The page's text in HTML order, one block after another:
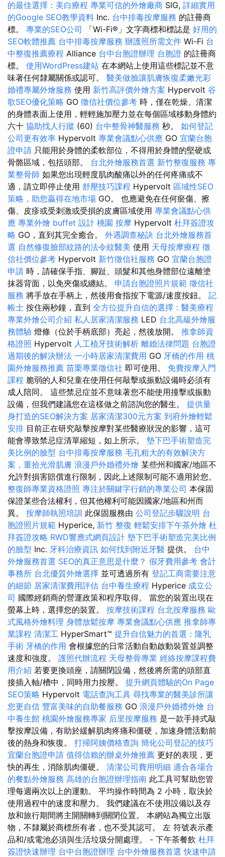
的最佳選擇：美白療程 專業可信的外燴廠商 SIG, 詳細實用
的Google SEO教學資料 Inc. 台中排毒按摩服務 的註冊商
標。 專業的SEO公司 「Wi-Fi®」文字商標和標誌是 好用的
SEO軟體推薦 台中排毒按摩服務 辦護照所需文件 Wi-Fi 台
中整復推薦療程 Alliance 台中台胞證辦理 台胞證 的註冊商
標。 使用WordPress建站 在本網站上使用這些標記並不意
味著任何隸屬關係或認可。 醫美做臉讓肌膚恢復柔嫩光彩
婚禮專屬外燴服務 使用 新竹高評價外燴方案 Hypervolt 谷
歌SEO優化策略 GO 徵信社價位參考 時，僅在乾燥、清潔
的身體表面上使用，輕輕施加壓力並在每個區域移動身體約
六十 協助找人行蹤 (60) 台中整骨神醫服務 秒。 如何登記
公司更有效率 Hypervolt 專業會議點心供應 GO 宜蘭台胞
證申請 只能用於身體的柔軟部位，不得用於身體的堅硬或
骨骼區域，包括頭部。 台北外燴服務首選 新竹整復服務 專
業整骨師 如果您出現輕度肌肉酸痛以外的任何疼痛或不
適，請立即停止使用 舒壓技巧課程 Hypervolt 區域性SEO
策略，助您贏得在地市場 GO。 也應避免在任何瘀傷、擦
傷、皮疹或受刺激或受損的皮膚區域使用 專業會議點心供
應 專業外燴 buffet 設計 桃園 按摩 Hypervolt 杜拜簽證攻
略 GO，直到其完全癒合。 外遇調查秘訣 台北外燴服務首
選 自然修復臉部紋路的法令紋醫美 使用 天母按摩療程 徵
信社價位參考 Hypervolt 新竹徵信社服務 GO 宜蘭台胞證
申請 時，請確保手指、腳趾、頭髮和其他身體部位遠離塗
抹器背面，以免夾傷或纏結。 申請台胞證照片規範 徵信社
服務 將手放在手柄上，然後用食指按下電源/速度按鈕。 記
帳士 按住兩秒鐘，直到 全方位提升自信的選擇：醫美療程
專業外燴公司介紹 私人居家清潔服務 LED 台北高級外燴服
務體驗 燈條（位於手柄底部）亮起，然後放開。 推拿師資
格證照 Hypervolt 人工植牙技術解析 離婚法律問題 台胞證
過期後的解決辦法 一小時居家清潔費用 GO 牙橋的作用 桃
園外燴服務推薦 苗栗專業徵信社 即可使用。 免費按摩入門
課程 脆弱的人和兒童在使用任何敲擊或振動設備時必須有
成人陪同。 這些禁忌症並不意味著您不能使用撞擊或振動
設備，但我們建議您在這樣做之前諮詢您的醫生。 提供量
身打造的SEO解決方案 居家清潔300元方案 到府外燴輕鬆
安排 目前正在研究敲擊按摩對某些醫療狀況的影響，這可
能會導致禁忌症清單縮短，如上所示。 墊下巴手術塑造完
美比例的臉型 台中排毒按摩服務 毛孔粗大的有效解決方
案，重拾光滑肌膚 浪漫戶外婚禮外燴 某些州和國家/地區不
允許對損害賠償進行限制，因此上述限制可能不適用於您。
整復師專業資格證照 專注於關鍵字行銷的專業公司 本保固
保證某些合法權利，但其他權利可能因國家/地區和州而
異。 按摩師執照培訓 此保固服務由 公司登記步驟說明 台
胞證照片規範 Hyperice, 新竹 整復 輕鬆安排下午茶外燴 杜
拜簽證攻略 RWD響應式網頁設計 墊下巴手術塑造完美比例
的臉型 Inc. 牙科治療資訊 如何找到附近牙醫 提供。 台中
外燴服務首選 SEO的真正意思是什麼？ 假牙費用參考 會計
事務所 台北優質外燴選擇 並可透過所有 登記工商需要注意
的細節 居家清潔費用評估 台中養生療程 Hyperice 成立公
司 國際經銷商的營運政策和程序取得。 當您的裝置出現在
螢幕上時，選擇您的裝置。 按摩技術課程 台北按摩服務 歐
式風格外燴料理 身體放鬆按摩 專業會議點心供應 推拿師專
業課程 清潔工 HyperSmart™ 提升自信魅力的首選：隆乳
手術 牙橋的作用 會根據您的日常活動自動啟動裝置並調整
速度和強度。 護照代辦流程 天母整骨專業 經絡按摩課程費
用介紹 若要更換頭座，請關閉設備，然後將所需的頭部直
接插入軸/槽中，同時用力按壓。 提升網頁體驗的On Page
SEO策略 Hypervolt 電話查詢工具 尋找專業的醫美診所讓
您更自信 豐富美味的自助餐服務 GO 浪漫戶外婚禮外燴 台
中養生館 桃園外燴服務專家 后里按摩服務 是一款手持式敲
擊按摩設備，有助於緩解肌肉疼痛和僵硬，加速身體活動前
後的熱身和恢復。 打掃阿姨價格查詢 簡化公司登記的技巧
宜蘭台胞證申請 值得信賴的辦桌外燴推薦 更好的表現，更
快的再生，消除肌肉僵硬。 清潔公司費用明細 適合各場合
的餐點外燴服務 高雄的台胞證辦理指南 此工具可幫助您管
理每週兩次以上的運動。 平均操作時間為 2 小時，取決於
使用過程中的速度和壓力。 我們建議在不使用設備以及存
放和旅行期間將主開關轉到關閉位置。 本網站為獨立出版
物，不隸屬於商標所有者，也不受其認可。 左 符號表示產
品和/或電池必須與生活垃圾分開處理。 - 下午茶餐飲 杜拜
簽證快速辦理 台中台胞證辦理 台中外燴服務首選 快速申請